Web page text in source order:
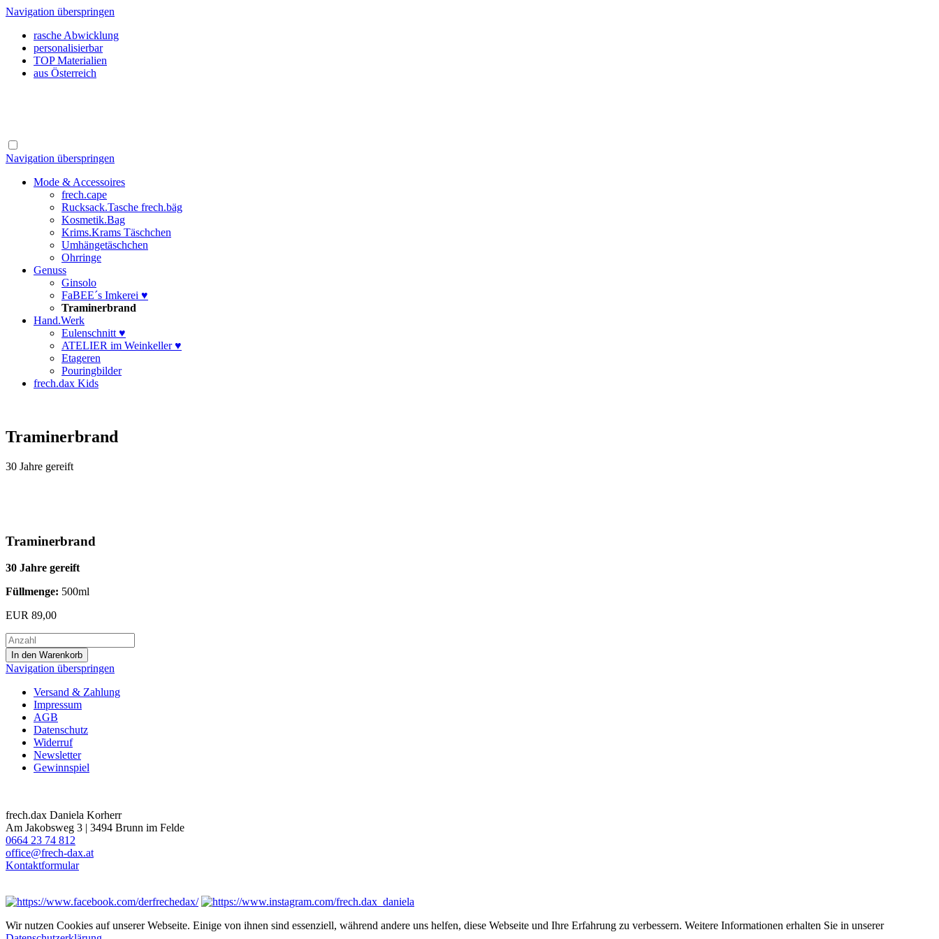
Navigation überspringen
rasche Abwicklung
personalisierbar
TOP Materialien
aus Österreich
Navigation überspringen
Mode & Accessoires
frech.cape
Rucksack.Tasche frech.bäg
Kosmetik.Bag
Krims.Krams Täschchen
Umhängetäschchen
Ohrringe
Genuss
Ginsolo
FaBEE´s Imkerei ♥
Traminerbrand
Hand.Werk
Eulenschnitt ♥
ATELIER im Weinkeller ♥
Etageren
Pouringbilder
frech.dax Kids
Traminerbrand
30 Jahre gereift
Traminerbrand
30 Jahre gereift
Füllmenge: 500ml
EUR 89,00
Navigation überspringen
Versand & Zahlung
Impressum
AGB
Datenschutz
Widerruf
Newsletter
Gewinnspiel
frech.dax Daniela Korherr
Am Jakobsweg 3 | 3494 Brunn im Felde
0664 23 74 812
office@frech-dax.at
Kontaktformular
Wir nutzen Cookies auf unserer Webseite. Einige von ihnen sind essenziell, während andere uns helfen, diese Webseite und Ihre Erfahrung zu verbessern. Weitere Informationen erhalten Sie in unserer